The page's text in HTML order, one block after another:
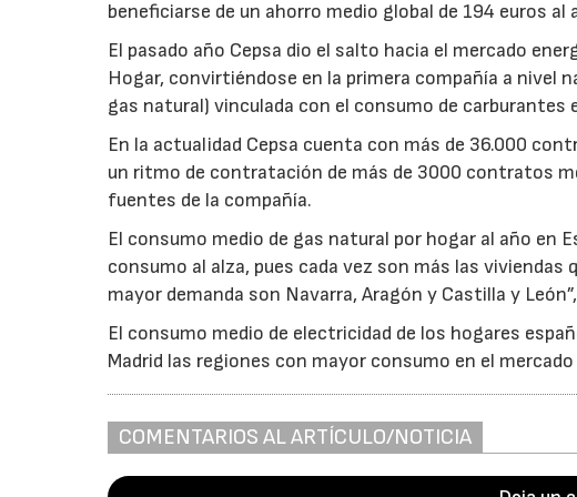
beneficiarse de un ahorro medio global de 194 euros al
El pasado año Cepsa dio el salto hacia el mercado
Hogar, convirtiéndose en la primera compañía a nivel
gas natural) vinculada con el consumo de carburantes
En la actualidad Cepsa cuenta con más de 36.000
un ritmo de contratación de más de 3000 contratos
fuentes de la compañía.
El consumo medio de gas natural por hogar al año en
consumo al alza, pues cada vez son más las
mayor demanda son Navarra, Aragón y Castilla y
El consumo medio de electricidad de los hogares
Madrid las regiones con mayor consumo en el
COMENTARIOS AL ARTÍCULO/NOTICIA
23/07/2026